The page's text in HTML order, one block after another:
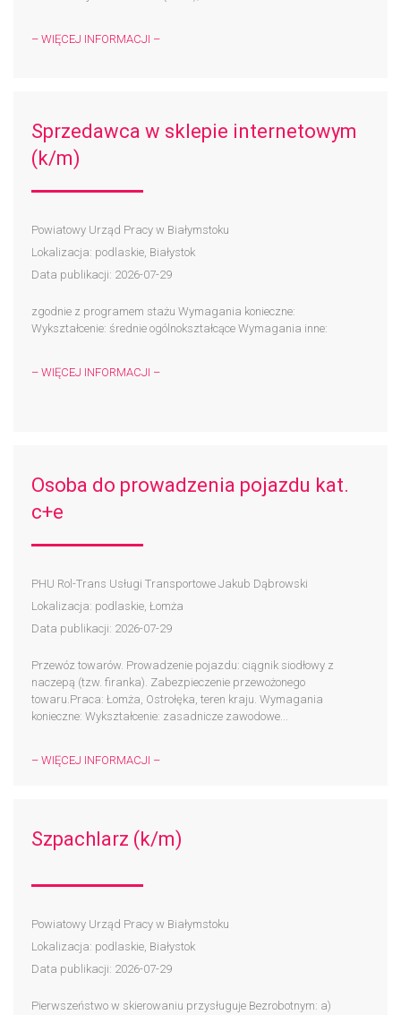
– WIĘCEJ INFORMACJI –
Sprzedawca w sklepie internetowym
(k/m)
Powiatowy Urząd Pracy w Białymstoku
Lokalizacja: podlaskie, Białystok
Data publikacji: 2026-07-29
zgodnie z programem stażu Wymagania konieczne:
Wykształcenie: średnie ogólnokształcące Wymagania inne:
– WIĘCEJ INFORMACJI –
Osoba do prowadzenia pojazdu kat.
c+e
PHU Rol-Trans Usługi Transportowe Jakub Dąbrowski
Lokalizacja: podlaskie, Łomża
Data publikacji: 2026-07-29
Przewóz towarów. Prowadzenie pojazdu: ciągnik siodłowy z
naczepą (tzw. firanka). Zabezpieczenie przewożonego
towaru.Praca: Łomża, Ostrołęka, teren kraju. Wymagania
konieczne: Wykształcenie: zasadnicze zawodowe...
– WIĘCEJ INFORMACJI –
Szpachlarz (k/m)
Powiatowy Urząd Pracy w Białymstoku
Lokalizacja: podlaskie, Białystok
Data publikacji: 2026-07-29
Pierwszeństwo w skierowaniu przysługuje Bezrobotnym: a)